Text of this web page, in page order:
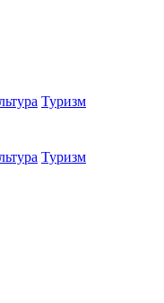
Туризм
Туризм